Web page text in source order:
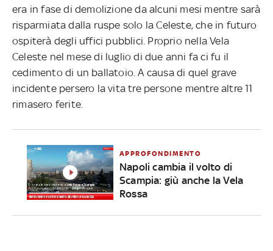
era in fase di demolizione da alcuni mesi mentre sarà
risparmiata dalla ruspe solo la Celeste, che in futuro
ospiterà degli uffici pubblici. Proprio nella Vela
Celeste nel mese di luglio di due anni fa ci fu il
cedimento di un ballatoio. A causa di quel grave
incidente persero la vita tre persone mentre altre 11
rimasero ferite.
APPROFONDIMENTO
Napoli cambia il volto di
Scampia: giù anche la Vela
Rossa